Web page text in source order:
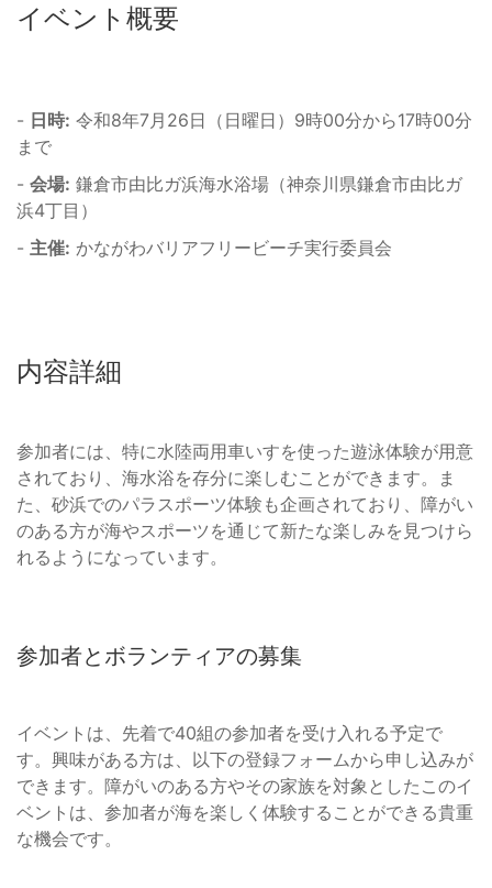
イベント概要
- 日時: 令和8年7月26日（日曜日）9時00分から17時00分
まで
- 会場: 鎌倉市由比ガ浜海水浴場（神奈川県鎌倉市由比ガ
浜4丁目）
- 主催: かながわバリアフリービーチ実行委員会
内容詳細
参加者には、特に水陸両用車いすを使った遊泳体験が用意
されており、海水浴を存分に楽しむことができます。ま
た、砂浜でのパラスポーツ体験も企画されており、障がい
のある方が海やスポーツを通じて新たな楽しみを見つけら
れるようになっています。
参加者とボランティアの募集
イベントは、先着で40組の参加者を受け入れる予定で
す。興味がある方は、以下の登録フォームから申し込みが
できます。障がいのある方やその家族を対象としたこのイ
ベントは、参加者が海を楽しく体験することができる貴重
な機会です。